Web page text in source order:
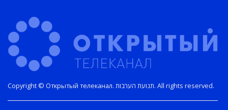
Copyright © Открытый телеканал. תנועת הערבות. All rights reserved.